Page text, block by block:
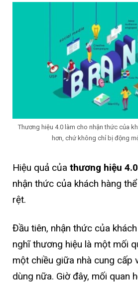
Thương hiệu 4.0 làm cho nhận thức của
hơn, chứ không chỉ bị động
Hiệu quả của thương hiệu 4.0
nhận thức của khách hàng
rệt.
Đầu tiên, nhận thức của
nghĩ thương hiệu là một mối
một chiều giữa nhà cung cấp
dùng nữa. Giờ đây, mối quan